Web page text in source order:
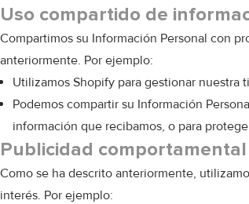
Uso compartido de
Compartimos su Información Personal con
anteriormente. Por ejemplo:
Utilizamos Shopify para gestionar nuestra
Podemos compartir su Información
información que recibamos, o para
Publicidad comportamental
Como se ha descrito anteriormente,
interés. Por ejemplo: